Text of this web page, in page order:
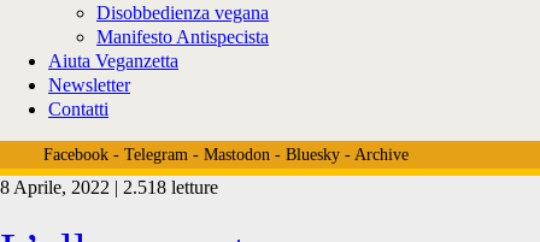
Disobbedienza vegana
Manifesto Antispecista
Aiuta Veganzetta
Newsletter
Contatti
Facebook- Telegram- Mastodon- Bluesky- Archive
Tag:
8 Aprile, 2022 | 2.518 letture